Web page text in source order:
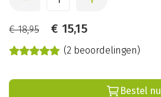
€18,95 € 15,15
(2 beoordelingen)
Bestel nu